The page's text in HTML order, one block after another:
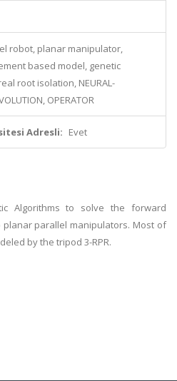
robot, planar manipulator,
based model, genetic
root isolation, NEURAL-
OPERATOR
Adresli: Evet
Algorithms to solve the forward
parallel manipulators. Most of
by the tripod 3-RPR.